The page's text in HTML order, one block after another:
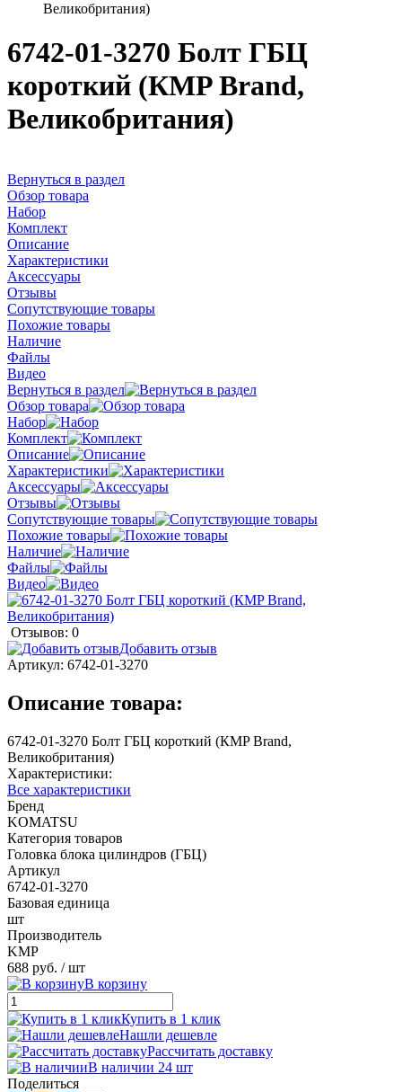
Великобритания)
6742-01-3270 Болт ГБЦ
короткий (КMP Brand,
Великобритания)
Вернуться в раздел
Обзор товара
Набор
Комплект
Описание
Характеристики
Аксессуары
Отзывы
Сопутствующие товары
Похожие товары
Наличие
Файлы
Видео
Вернуться в раздел
Обзор товара
Набор
Комплект
Описание
Характеристики
Аксессуары
Отзывы
Сопутствующие товары
Похожие товары
Наличие
Файлы
Видео
Отзывов: 0
Добавить отзыв
Артикул: 6742-01-3270
Описание товара:
6742-01-3270 Болт ГБЦ короткий (КMP Brand,
Великобритания)
Характеристики:
Все характеристики
Бренд
KOMATSU
Категория товаров
Головка блока цилиндров (ГБЦ)
Артикул
6742-01-3270
Базовая единица
шт
Производитель
KMP
688 руб. / шт
В корзину
Купить в 1 клик
Нашли дешевле
Рассчитать доставку
В наличии 24 шт
Поделиться